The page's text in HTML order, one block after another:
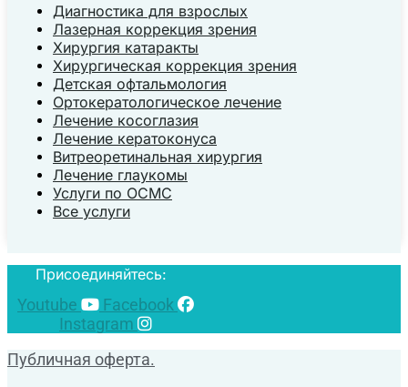
Диагностика для взрослых
Лазерная коррекция зрения
Хирургия катаракты
Хирургическая коррекция зрения
Детская офтальмология
Ортокератологическое лечение
Лечение косоглазия
Лечение кератоконуса
Витреоретинальная хирургия
Лечение глаукомы
Услуги по ОСМС
Все услуги
Присоединяйтесь:
Youtube
Facebook
Instagram
Публичная оферта.